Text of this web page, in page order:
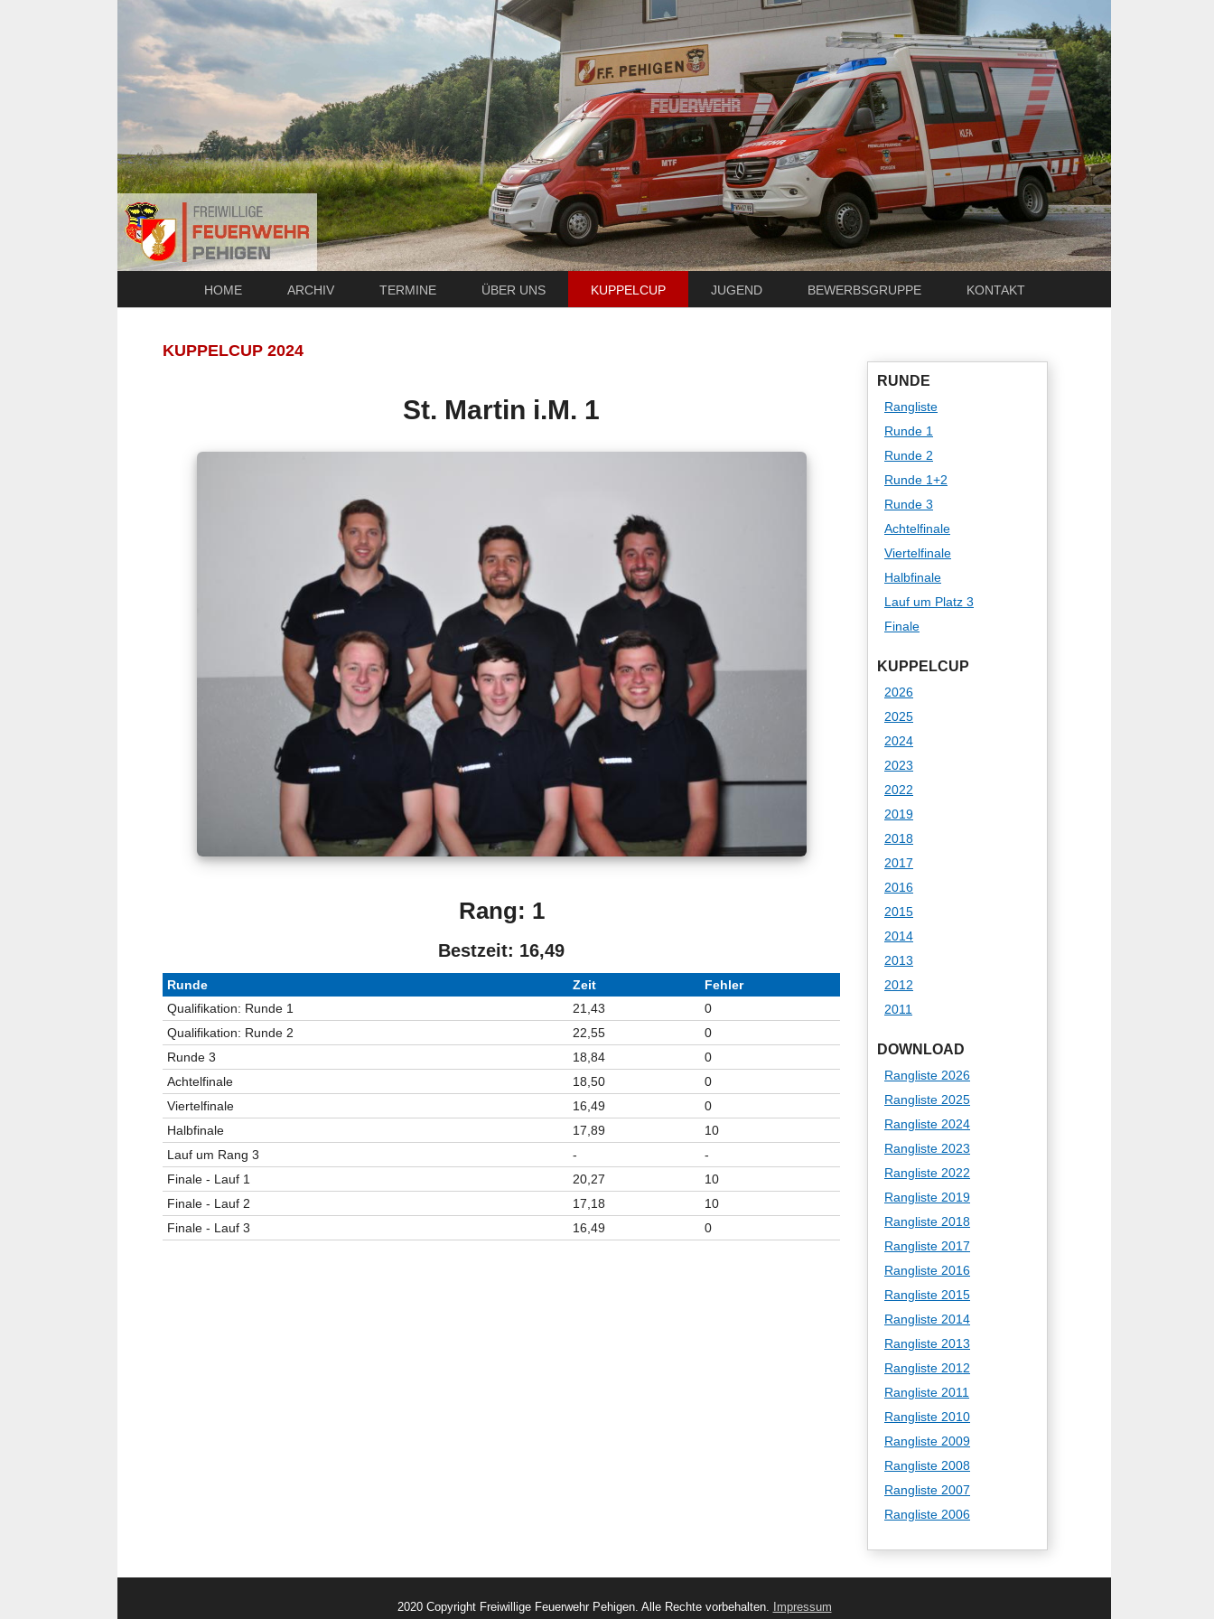
HOME ARCHIV TERMINE ÜBER UNS KUPPELCUP JUGEND BEWERBSGRUPPE KONTAKT
KUPPELCUP 2024
St. Martin i.M. 1
Rang: 1
Bestzeit: 16,49
Runde Zeit
Fehler
Qualifikation: Runde 1
21,43
0
Qualifikation: Runde 2
22,55
0
Runde 3
18,84
0
Achtelfinale
18,50
0
Viertelfinale
16,49
0
Halbfinale
17,89
10
Lauf um Rang 3
-
-
Finale - Lauf 1
20,27
10
Finale - Lauf 2
17,18
10
Finale - Lauf 3
16,49 0
RUNDE
Rangliste
Runde 1
Runde 2
Runde 1+2
Runde 3
Achtelfinale
Viertelfinale
Halbfinale
Lauf um Platz 3
Finale
KUPPELCUP
2026
2025
2024
2023
2022
2019
2018
2017
2016
2015
2014
2013
2012
2011
DOWNLOAD
Rangliste 2026
Rangliste 2025
Rangliste 2024
Rangliste 2023
Rangliste 2022
Rangliste 2019
Rangliste 2018
Rangliste 2017
Rangliste 2016
Rangliste 2015
Rangliste 2014
Rangliste 2013
Rangliste 2012
Rangliste 2011
Rangliste 2010
Rangliste 2009
Rangliste 2008
Rangliste 2007
Rangliste 2006
2020 Copyright Freiwillige Feuerwehr Pehigen. Alle Rechte vorbehalten. Impressum